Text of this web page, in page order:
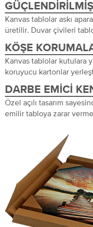
Kanvas tablolar askı
üretilir. Duvar çivileri
KÖŞE
Kanvas tablolar kutulara
koruyucu kartonlar
DARBE EMICI
Özel açılı tasarım
emilir tabloya zarar